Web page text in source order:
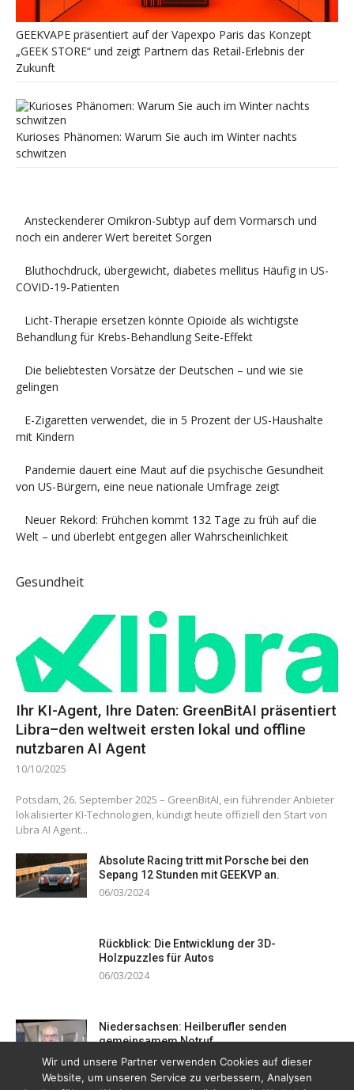
GEEKVAPE präsentiert auf der Vapexpo Paris das Konzept
„GEEK STORE“ und zeigt Partnern das Retail-Erlebnis der
Zukunft
Kurioses Phänomen: Warum Sie auch im Winter nachts
schwitzen
Ansteckenderer Omikron-Subtyp auf dem Vormarsch und
noch ein anderer Wert bereitet Sorgen
Bluthochdruck, übergewicht, diabetes mellitus Häufig in US-
COVID-19-Patienten
Licht-Therapie ersetzen könnte Opioide als wichtigste
Behandlung für Krebs-Behandlung Seite-Effekt
Die beliebtesten Vorsätze der Deutschen – und wie sie
gelingen
E-Zigaretten verwendet, die in 5 Prozent der US-Haushalte
mit Kindern
Pandemie dauert eine Maut auf die psychische Gesundheit
von US-Bürgern, eine neue nationale Umfrage zeigt
Neuer Rekord: Frühchen kommt 132 Tage zu früh auf die
Welt – und überlebt entgegen aller Wahrscheinlichkeit
Gesundheit
Ihr KI-Agent, Ihre Daten: GreenBitAI präsentiert
Libra–den weltweit ersten lokal und offline
nutzbaren AI Agent
10/10/2025
Potsdam, 26. September 2025 – GreenBitAI, ein führender Anbieter
lokalisierter KI-Technologien, kündigt heute offiziell den Start von
Libra AI Agent...
Absolute Racing tritt mit Porsche bei den
Sepang 12 Stunden mit GEEKVP an.
06/03/2024
Rückblick: Die Entwicklung der 3D-
Holzpuzzles für Autos
06/03/2024
Niedersachsen: Heilberufler senden
gemeinsamem Notruf
19/12/2023
Wir und unsere Partner verwenden Cookies auf dieser
Website, um unseren Service zu verbessern, Analysen